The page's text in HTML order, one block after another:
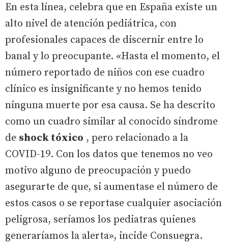
En esta línea, celebra que en España existe un
alto nivel de atención pediátrica, con
profesionales capaces de discernir entre lo
banal y lo preocupante. «Hasta el momento, el
número reportado de niños con ese cuadro
clínico es insignificante y no hemos tenido
ninguna muerte por esa causa. Se ha descrito
como un cuadro similar al conocido síndrome
de shock tóxico , pero relacionado a la
COVID-19. Con los datos que tenemos no veo
motivo alguno de preocupación y puedo
asegurarte de que, si aumentase el número de
estos casos o se reportase cualquier asociación
peligrosa, seríamos los pediatras quienes
generaríamos la alerta», incide Consuegra.